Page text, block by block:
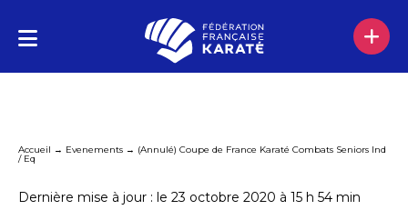
Accueil → Evenements → (Annulé) Coupe de France Karaté Combats Seniors Ind
/ Eq
Dernière mise à jour : le 23 octobre 2020 à 15 h 54 min